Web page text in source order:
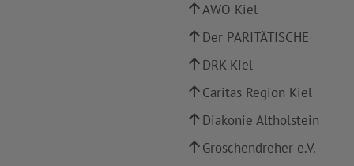
AWO Kiel
Der PARITÄTISCHE
DRK Kiel
Caritas Region Kiel
Diakonie Altholstein
Groschendreher e.V.